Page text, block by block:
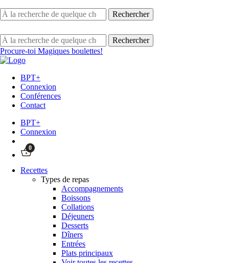
Procure-toi Magiques boulettes!
BPT+
Connexion
Conférences
Contact
BPT+
Connexion
0
Recettes
Types de repas
Accompagnements
Boissons
Collations
Déjeuners
Desserts
Dîners
Entrées
Plats principaux